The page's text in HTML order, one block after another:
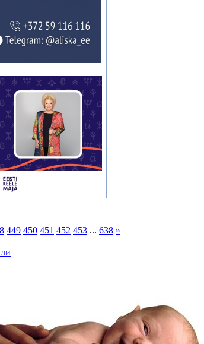
449 450 451 452 453 ... 638 »